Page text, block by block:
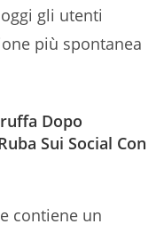
gli utenti
più spontanea
Dopo
Sui Social Con
contiene un